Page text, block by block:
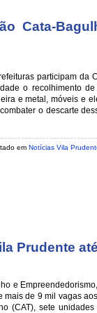
Cata-
participam da
o recolhimento
e metal, móveis e
o descarte
em Notícias Vila
Prudente
e
mais de 9 mil vagas
(CAT), sete unidades